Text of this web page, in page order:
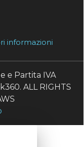
informazioni
e Partita IVA
ALL RIGHTS